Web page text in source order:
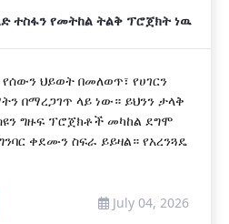
ተስፋን የመትከል ትልቅ ፕሮጀክት ነዉ
ህይወት በመለወጥ፣ የሀገርን
በማረጋገጥ ላይ ነው። ይህንን ታላቅ
ግዙፍ ፕሮጀክቶች መካከል ደግሞ
ቀደሙን ስፍራ ይይዛል። የአረንጓዴ
July 04, 2026